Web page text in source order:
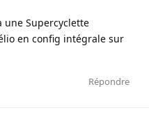
une Supercyclette
en config intégrale sur
Répondre